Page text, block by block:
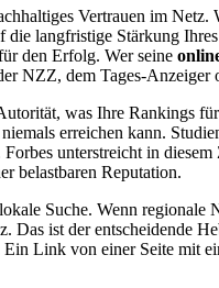
Vertrauen im Netz.
die langfristige Stärkung
den Erfolg. Wer seine
NZZ, dem Tages-Anzeiger
was Ihre Rankings
erreichen kann.
unterstreicht in
belastbaren Reputation.
Suche. Wenn
ist der entscheidende
Link von einer Seite mit